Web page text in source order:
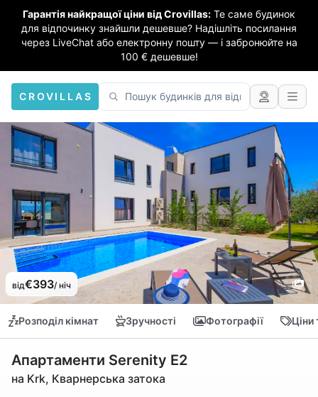
Гарантія найкращої ціни від Crovillas: Те саме будинок
для відпочинку знайшли дешевше? Надішліть посилання
через LiveChat або електронну пошту — і забронюйте на
100 € дешевше!
CROVILLAS
від€393/ ніч
Розподіл кімнат Зручності Фотографії Ціни
Апартаменти Serenity E2
на Krk, Кварнерська затока